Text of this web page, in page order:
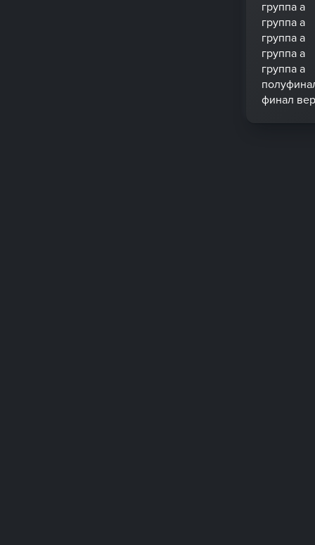
группа a
группа a
группа a
группа a
группа a
финал